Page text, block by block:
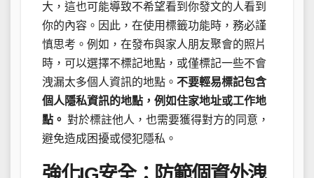
大，這也可能導致不希望看到你發文的人看到
你的內容。因此，在使用標籤功能時，務必謹
慎思考。例如，在發布與家人朋友聚會的照片
時，可以選擇不標記地點，或僅標記一些不會
洩漏太多個人資訊的地點。 不要輕易標記包含
個人隱私資訊的地點，例如住家地址或工作地
點。 對於標註他人，也需要獲得對方的同意，
避免造成困擾或侵犯隱私。